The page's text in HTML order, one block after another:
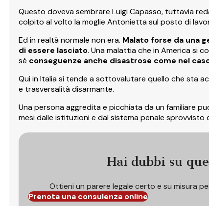
Questo doveva sembrare Luigi Capasso, tuttavia
colpito al volto la moglie Antonietta sul posto di
Ed in realtà normale non era. Malato forse da una
di essere lasciato. Una malattia che in America si
sé conseguenze anche disastrose come nel
Qui in Italia si tende a sottovalutare quello che sta
e trasversalità disarmante.
Una persona aggredita e picchiata da un familiare
mesi dalle istituzioni e dal sistema penale
Hai dubbi su
Ottieni un parere legale certo e su misura
Prenota una consulenza online